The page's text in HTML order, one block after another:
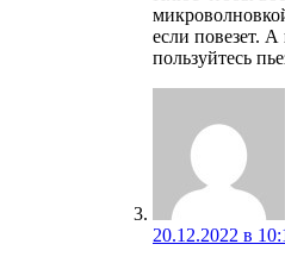
если повезет. А
пользуйтесь
20.12.2022 в